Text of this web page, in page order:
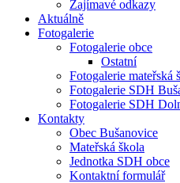
Zajímavé odkazy
Aktuálně
Fotogalerie
Fotogalerie obce
Ostatní
Fotogalerie mateřská
Fotogalerie SDH
Fotogalerie SDH
Kontakty
Obec Bušanovice
Mateřská škola
Jednotka SDH obce
Kontaktní formulář